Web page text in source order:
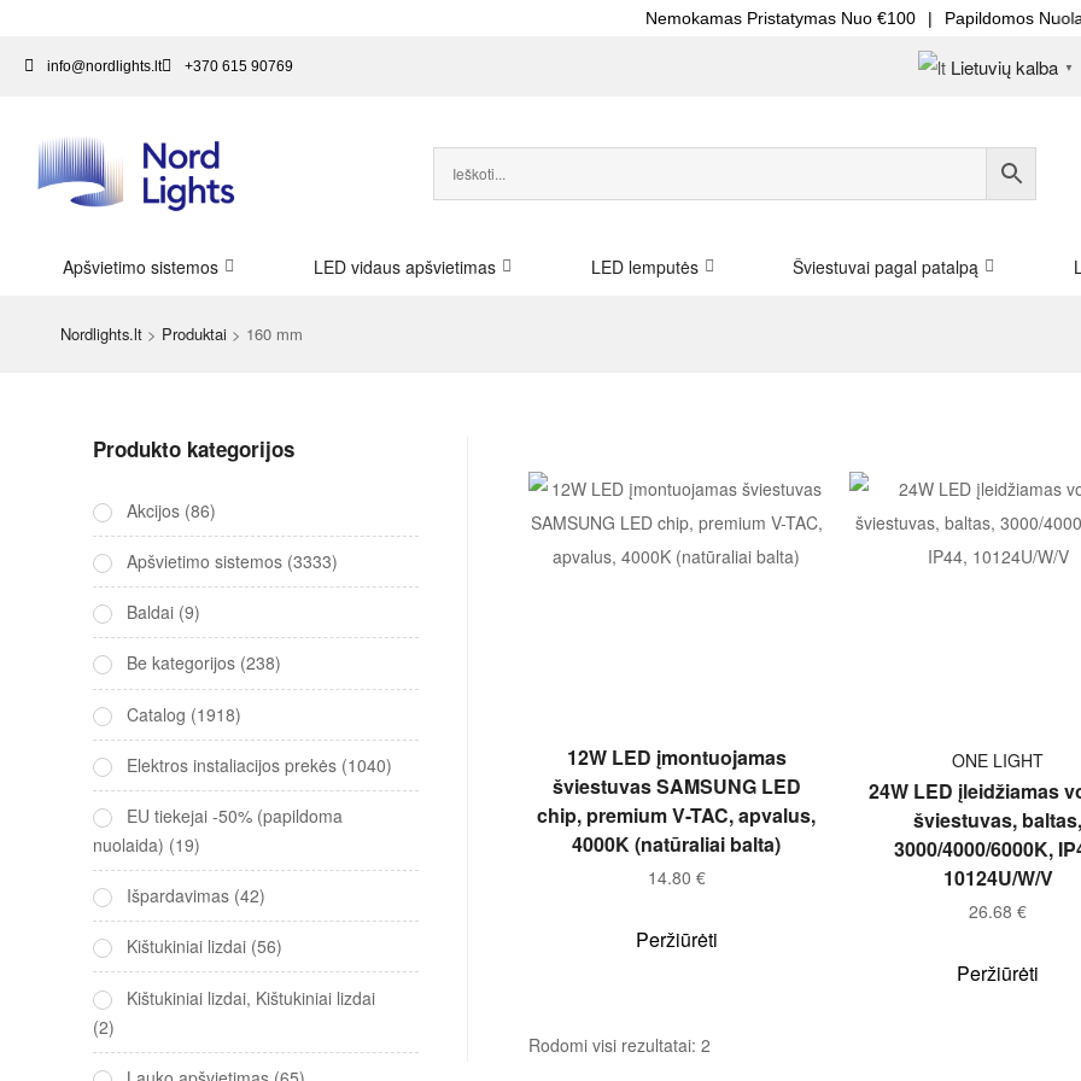
Nemokamas Pristatymas Nuo €100 | Papildomos Nuolaidos
info@nordlights.lt +370 615 90769 Lietuvių kalba ▼
Apšvietimo sistemos LED vidaus apšvietimas LED lemputės Šviestuvai pagal patalpą
Nordlights.lt > Produktai > 160 mm
Į KREPŠELĮ
12W LED įmontuojamas
šviestuvas SAMSUNG LED
chip, premium V-TAC, apvalus,
4000K (natūraliai balta)
14.80 €
Peržiūrėti
ONE LIGHT
24W LED įleidžiamas
šviestuvas, baltas,
3000/4000/6000K,
10124U/W/V
26.68€
Peržiūrėti
Rodomi visi rezultatai: 2
Produkto kategorijos
Akcijos (86)
Apšvietimo sistemos (3333)
Baldai (9)
Be kategorijos (238)
Catalog (1918)
Elektros instaliacijos prekės (1040)
EU tiekejai -50% (papildoma
nuolaida) (19)
Išpardavimas (42)
Kištukiniai lizdai (56)
Kištukiniai lizdai, Kištukiniai lizdai
(2)